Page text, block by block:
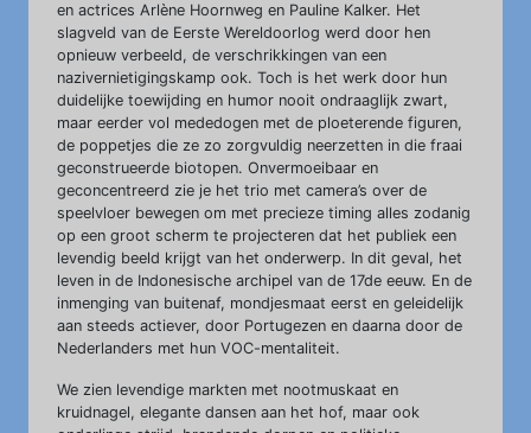
en actrices Arlène Hoornweg en Pauline Kalker. Het
slagveld van de Eerste Wereldoorlog werd door hen
opnieuw verbeeld, de verschrikkingen van een
nazivernietigingskamp ook. Toch is het werk door hun
duidelijke toewijding en humor nooit ondraaglijk zwart,
maar eerder vol mededogen met de ploeterende figuren,
de poppetjes die ze zo zorgvuldig neerzetten in die fraai
geconstrueerde biotopen. Onvermoeibaar en
geconcentreerd zie je het trio met camera’s over de
speelvloer bewegen om met precieze timing alles zodanig
op een groot scherm te projecteren dat het publiek een
levendig beeld krijgt van het onderwerp. In dit geval, het
leven in de Indonesische archipel van de 17de eeuw. En de
inmenging van buitenaf, mondjesmaat eerst en geleidelijk
aan steeds actiever, door Portugezen en daarna door de
Nederlanders met hun VOC-mentaliteit.
We zien levendige markten met nootmuskaat en
kruidnagel, elegante dansen aan het hof, maar ook